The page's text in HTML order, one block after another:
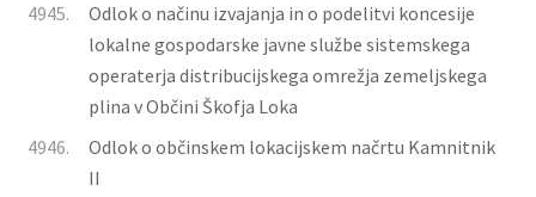
4945.
Odlok o načinu izvajanja in o podelitvi koncesije
lokalne gospodarske javne službe sistemskega
operaterja distribucijskega omrežja zemeljskega
plina v Občini Škofja Loka
4946.
Odlok o občinskem lokacijskem načrtu Kamnitnik
II